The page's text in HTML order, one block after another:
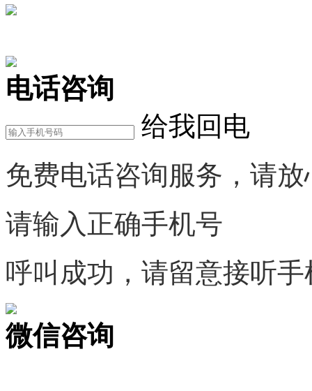
电话咨询
给我回电
免费电话咨询服务，请放
请输入正确手机号
呼叫成功，请留意接听手
微信咨询